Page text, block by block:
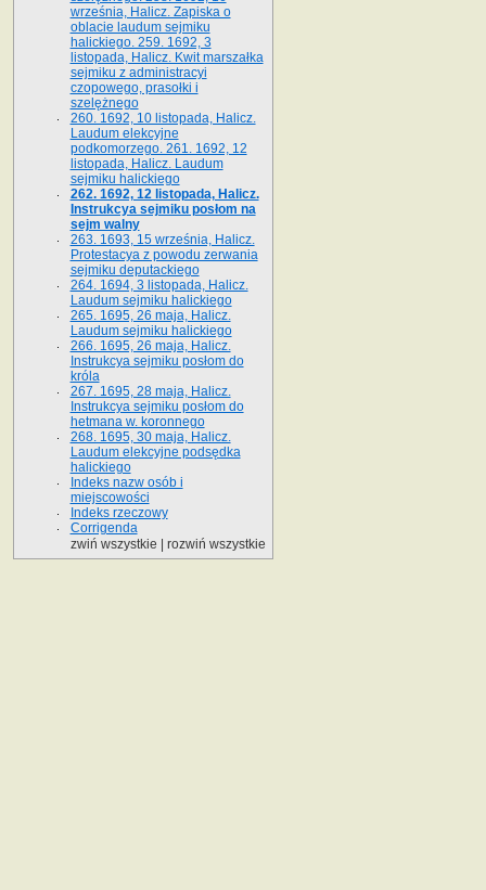
września, Halicz. Zapiska o
oblacie laudum sejmiku
halickiego. 259. 1692, 3
listopada, Halicz. Kwit marszałka
sejmiku z administracyi
czopowego, prasołki i
szelężnego
260. 1692, 10 listopada, Halicz.
Laudum elekcyjne
podkomorzego. 261. 1692, 12
listopada, Halicz. Laudum
sejmiku halickiego
262. 1692, 12 listopada, Halicz.
Instrukcya sejmiku posłom na
sejm walny
263. 1693, 15 września, Halicz.
Protestacya z powodu zerwania
sejmiku deputackiego
264. 1694, 3 listopada, Halicz.
Laudum sejmiku halickiego
265. 1695, 26 maja, Halicz.
Laudum sejmiku halickiego
266. 1695, 26 maja, Halicz.
Instrukcya sejmiku posłom do
króla
267. 1695, 28 maja, Halicz.
Instrukcya sejmiku posłom do
hetmana w. koronnego
268. 1695, 30 maja, Halicz.
Laudum elekcyjne podsędka
halickiego
Indeks nazw osób i
miejscowości
Indeks rzeczowy
Corrigenda
zwiń wszystkie
rozwiń wszystkie